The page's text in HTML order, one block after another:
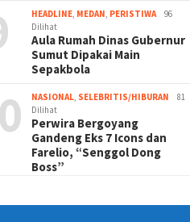
HEADLINE, MEDAN, PERISTIWA
96
Dilihat
Aula Rumah Dinas Gubernur
Sumut Dipakai Main
Sepakbola
NASIONAL, SELEBRITIS/HIBURAN
81
Dilihat
Perwira Bergoyang
Gandeng Eks 7 Icons dan
Farelio, “Senggol Dong
Boss”